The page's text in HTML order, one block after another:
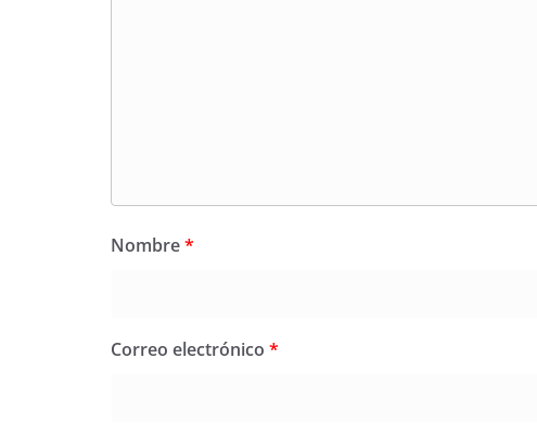
Nombre*
Correo electrónico *